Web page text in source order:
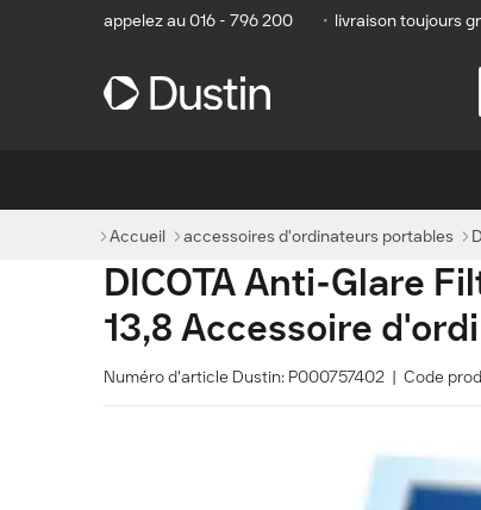
appelez au 016 - 796 200 • livraison toujours
Accueil accessoires d'ordinateurs portables
DICOTA Anti-Glare
13,8 Accessoire
Numéro d'article Dustin: P000757402 | Code